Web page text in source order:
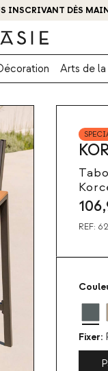
INSCRIVANT DÈS
Arts de
REF:
Fixer: